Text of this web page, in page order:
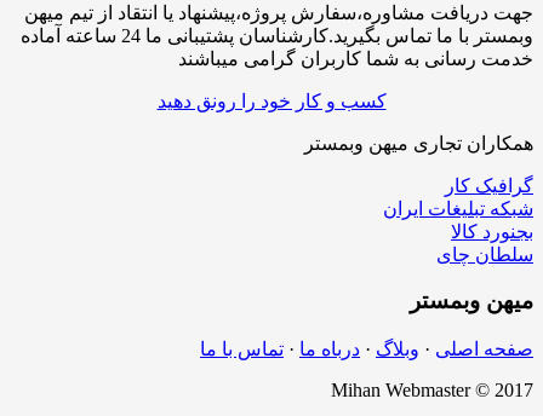
جهت دریافت مشاوره،سفارش پروژه،پیشنهاد یا انتقاد از تیم میهن
وبمستر با ما تماس بگیرید.کارشناسان پشتیبانی ما 24 ساعته آماده
خدمت رسانی به شما کاربران گرامی میباشند
کسب و کار خود را رونق دهید
همکاران تجاری میهن وبمستر
گرافیک کار
شبکه تبلیغات ایران
بجنورد کالا
سلطان چای
میهن وبمستر
صفحه اصلی · وبلاگ · درباه ما · تماس با ما
Mihan Webmaster © 2017